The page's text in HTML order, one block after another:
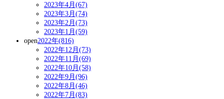
2023年4月(67)
2023年3月(74)
2023年2月(73)
2023年1月(59)
open2022年(816)
2022年12月(73)
2022年11月(69)
2022年10月(58)
2022年9月(96)
2022年8月(46)
2022年7月(83)